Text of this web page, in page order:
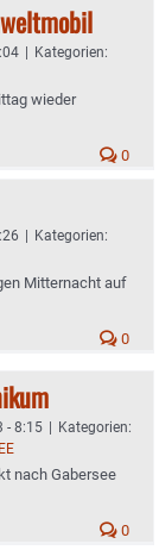
| Kategorien:
wieder
0
| Kategorien:
Mitternacht auf
0
- 8:15 | Kategorien:
nach Gabersee
0